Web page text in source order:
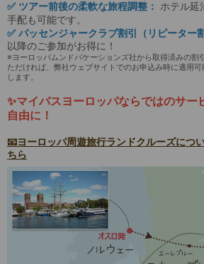
✅ ツアー前後の柔軟な旅程調整：
ホテル延
手配も可能です。
✅ パッセンジャークラブ割引（リピーター
以降のご参加がお得に！
※ヨーロッパムンドバケーションズ社から取得済みの割
ただければ、弊社ウェブサイトでのお申込み時に適用
します。
✨マイバスヨーロッパならではのサー
自由に！
📧ヨーロッパ周遊旅行ランドクルーズにつ
ちら